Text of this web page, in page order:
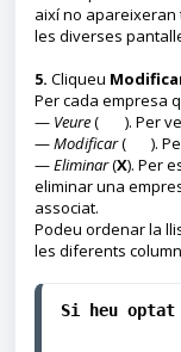
així no apareixeran
les diverses
5. Cliqueu
Per cada empresa
— Veure(
). Per
—Modificar(
).
—Eliminar(X). Per
eliminar una
associat.
Podeu ordenar la
les diferents
Si heu